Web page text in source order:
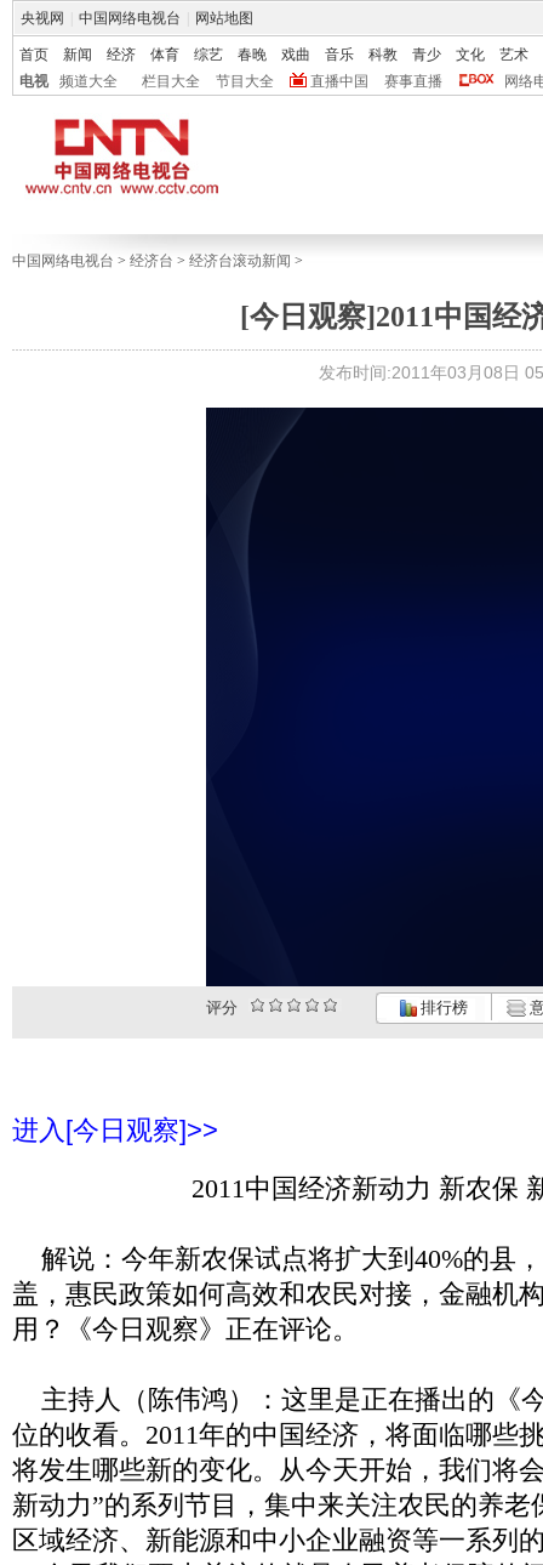
央视网 中国网络电视台 网站地图
首页 新闻 经济 体育 综艺 春晚 戏曲 音乐 科教 青少 文化
艺术
电视
频道大全 栏目大全 节目大全 直播中国 赛事直播 网络
中国网络电视台 > 经济台 > 经济台滚动新闻 >
[今日观察]2011中国经
发布时间:2011年03月08日
评分 排行榜
进入[今日观察]>>
2011中国经济新动力 新农保
解说：今年新农保试点将扩大到 40%的县
盖，惠民政策如何高效和农民对接，金融机
用？《今日观察》正在评论。
主持人（陈伟鸿）：这里是正在播出的《
位的收看。 2011年的中国经济，将面临哪些
将发生哪些新的变化。从今天开始，我们将
新动力”的系列节目，集中来关注农民的养老
区域经济、新能源和中小企业融资等一系列